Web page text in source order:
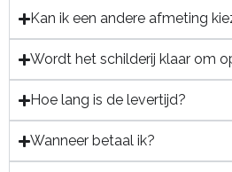
Kan ik een andere afmeting
Wordt het schilderij klaar om
Hoe lang is de levertijd?
Wanneer betaal ik?